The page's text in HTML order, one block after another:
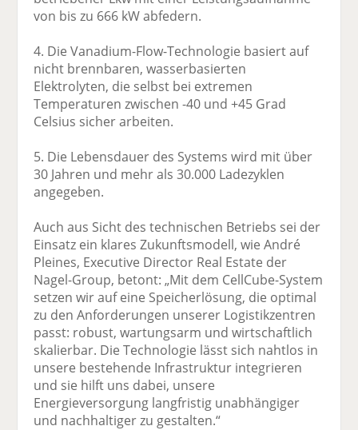
von bis zu 666 kW abfedern.
4. Die Vanadium-Flow-Technologie basiert auf
nicht brennbaren, wasserbasierten
Elektrolyten, die selbst bei extremen
Temperaturen zwischen -40 und +45 Grad
Celsius sicher arbeiten.
5. Die Lebensdauer des Systems wird mit über
30 Jahren und mehr als 30.000 Ladezyklen
angegeben.
Auch aus Sicht des technischen Betriebs sei der
Einsatz ein klares Zukunftsmodell, wie André
Pleines, Executive Director Real Estate der
Nagel-Group, betont: „Mit dem CellCube-System
setzen wir auf eine Speicherlösung, die optimal
zu den Anforderungen unserer Logistikzentren
passt: robust, wartungsarm und wirtschaftlich
skalierbar. Die Technologie lässt sich nahtlos in
unsere bestehende Infrastruktur integrieren
und sie hilft uns dabei, unsere
Energieversorgung langfristig unabhängiger
und nachhaltiger zu gestalten.“